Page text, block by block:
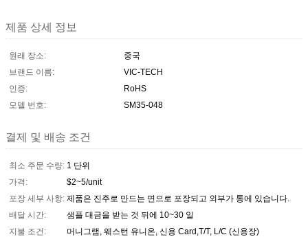
제품 상세 정보
원래 장소:
중국
브랜드 이름:
VIC-TECH
인증:
RoHS
모델 번호:
SM35-048
결제 및 배송 조건
최소 주문 수량: 1 단위
가격:
$2~5/unit
포장 세부 사항: 제품은 진주로 만드는 면으로 포장되고 외부가 통에 있습니다.
배달 시간:
샘플 대금을 받는 것 뒤에 10~30 일
지불 조건:
머니그램, 웨스턴 유니온, 신용 Card,T/T, L/C (신용장)